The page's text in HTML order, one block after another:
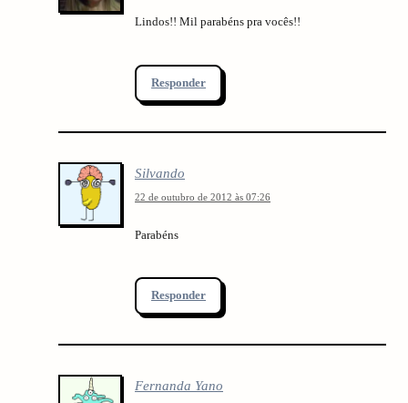
Lindos!! Mil parabéns pra vocês!!
Responder
Silvando
22 de outubro de 2012 às 07:26
Parabéns
Responder
Fernanda Yano